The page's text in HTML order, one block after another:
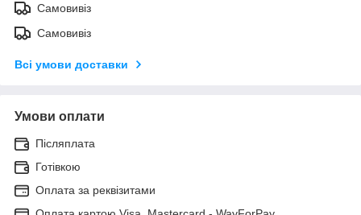
Самовивіз
Самовивіз
Всі умови доставки
Умови оплати
Післяплата
Готівкою
Оплата за реквізитами